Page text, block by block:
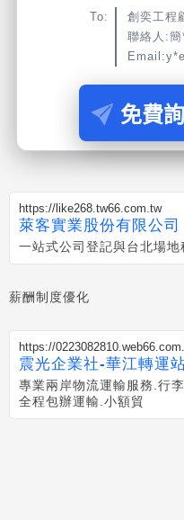
To:
創奕工程
聯絡人:
免費
https://like268.tw66.com.tw
萊客實業股份有限公司
一站式公司登記與台北場
薪酬制度優化
https://
震光企業社-華江轉運
專業兩岸物流運輸服務.行
全程包辦運輸.小額貿